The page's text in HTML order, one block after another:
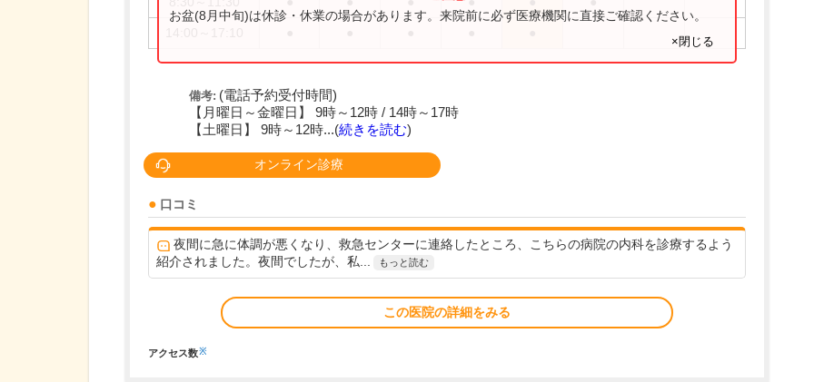
お盆(8月中旬)は休診・休業の場合があります。来院前に必ず医療機関に直接ご確認ください。
×閉じる
備考: (電話予約受付時間)
【月曜日～金曜日】 9時～12時 / 14時～17時
【土曜日】 9時～12時...(続きを読む)
オンライン診療
口コミ
夜間に急に体調が悪くなり、救急センターに連絡したところ、こちらの病院の内科を診療するよう
紹介されました。夜間でしたが、私...
もっと読む
この医院の詳細をみる
アクセス数※